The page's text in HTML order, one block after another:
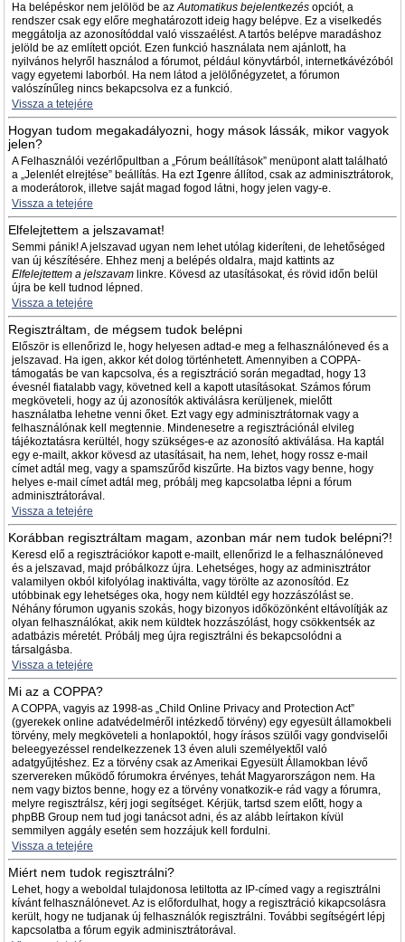
Ha belépéskor nem jelölöd be azAutomatikus bejelentkezés opciót, a
rendszer csak egy előre meghatározott ideig hagy belépve. Ez a viselkedés
meggátolja az azonosítóddal való visszaélést. A tartós belépve maradáshoz
jelöld be az említett opciót. Ezen funkció használata nem ajánlott, ha
nyilvános helyről használod a fórumot, például könyvtárból, internetkávézóból
vagy egyetemi laborból. Ha nem látod a jelölőnégyzetet, a fórumon
valószínűleg nincs bekapcsolva ez a funkció.
Vissza a tetejére
Hogyan tudom megakadályozni, hogy mások lássák, mikor vagyok
jelen?
A Felhasználói vezérlőpultban a „Fórum beállítások” menüpont alatt található
a „Jelenlét elrejtése” beállítás. Ha ezt Igenre állítod, csak az adminisztrátorok,
a moderátorok, illetve saját magad fogod látni, hogy jelen vagy-e.
Vissza a tetejére
Elfelejtettem a jelszavamat!
Semmi pánik! A jelszavad ugyan nem lehet utólag kideríteni, de lehetőséged
van új készítésére. Ehhez menj a belépés oldalra, majd kattints az
Elfelejtettem a jelszavam linkre. Kövesd az utasításokat, és rövid időn belül
újra be kell tudnod lépned.
Vissza a tetejére
Regisztráltam, de mégsem tudok belépni
Először is ellenőrizd le, hogy helyesen adtad-e meg a felhasználóneved és a
jelszavad. Ha igen, akkor két dolog történhetett. Amennyiben a COPPA-
támogatás be van kapcsolva, és a regisztráció során megadtad, hogy 13
évesnél fiatalabb vagy, követned kell a kapott utasításokat. Számos fórum
megköveteli, hogy az új azonosítók aktiválásra kerüljenek, mielőtt
használatba lehetne venni őket. Ezt vagy egy adminisztrátornak vagy a
felhasználónak kell megtennie. Mindenesetre a regisztrációnál elvileg
tájékoztatásra kerültél, hogy szükséges-e az azonosító aktiválása. Ha kaptál
egy e-mailt, akkor kövesd az utasításait, ha nem, lehet, hogy rossz e-mail
címet adtál meg, vagy a spamszűrőd kiszűrte. Ha biztos vagy benne, hogy
helyes e-mail címet adtál meg, próbálj meg kapcsolatba lépni a fórum
adminisztrátorával.
Vissza a tetejére
Korábban regisztráltam magam, azonban már nem tudok belépni?!
Keresd elő a regisztrációkor kapott e-mailt, ellenőrizd le a felhasználóneved
és a jelszavad, majd próbálkozz újra. Lehetséges, hogy az adminisztrátor
valamilyen okból kifolyólag inaktiválta, vagy törölte az azonosítód. Ez
utóbbinak egy lehetséges oka, hogy nem küldtél egy hozzászólást se.
Néhány fórumon ugyanis szokás, hogy bizonyos időközönként eltávolítják az
olyan felhasználókat, akik nem küldtek hozzászólást, hogy csökkentsék az
adatbázis méretét. Próbálj meg újra regisztrálni és bekapcsolódni a
társalgásba.
Vissza a tetejére
Mi az a COPPA?
A COPPA, vagyis az 1998-as „Child Online Privacy and Protection Act”
(gyerekek online adatvédelméről intézkedő törvény) egy egyesült államokbeli
törvény, mely megköveteli a honlapoktól, hogy írásos szülői vagy gondviselői
beleegyezéssel rendelkezzenek 13 éven aluli személyektől való
adatgyűjtéshez. Ez a törvény csak az Amerikai Egyesült Államokban lévő
szervereken működő fórumokra érvényes, tehát Magyarországon nem. Ha
nem vagy biztos benne, hogy ez a törvény vonatkozik-e rád vagy a fórumra,
melyre regisztrálsz, kérj jogi segítséget. Kérjük, tartsd szem előtt, hogy a
phpBB Group nem tud jogi tanácsot adni, és az alább leírtakon kívül
semmilyen aggály esetén sem hozzájuk kell fordulni.
Vissza a tetejére
Miért nem tudok regisztrálni?
Lehet, hogy a weboldal tulajdonosa letiltotta az IP-címed vagy a regisztrálni
kívánt felhasználónevet. Az is előfordulhat, hogy a regisztráció kikapcsolásra
került, hogy ne tudjanak új felhasználók regisztrálni. További segítségért lépj
kapcsolatba a fórum egyik adminisztrátorával.